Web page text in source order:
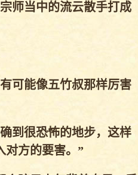
师当中的流云散手打成
可能像五竹叔那样厉害
到很恐怖的地步，这样
对方的要害。”